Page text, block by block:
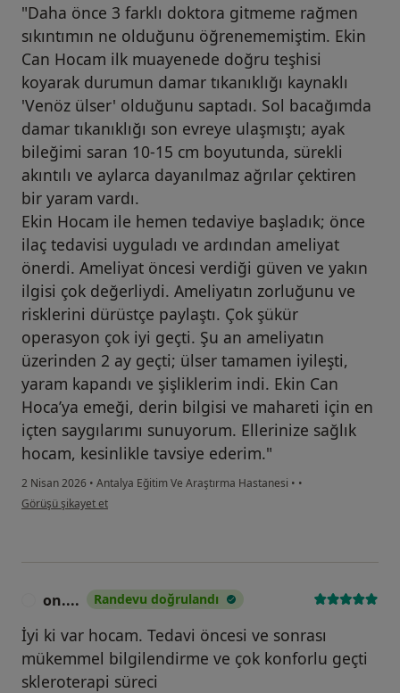
"Daha önce 3 farklı doktora gitmeme rağmen
sıkıntımın ne olduğunu öğrenememiştim. Ekin
Can Hocam ilk muayenede doğru teşhisi
koyarak durumun damar tıkanıklığı kaynaklı
'Venöz ülser' olduğunu saptadı. Sol bacağımda
damar tıkanıklığı son evreye ulaşmıştı; ayak
bileğimi saran 10-15 cm boyutunda, sürekli
akıntılı ve aylarca dayanılmaz ağrılar çektiren
bir yaram vardı.
Ekin Hocam ile hemen tedaviye başladık; önce
ilaç tedavisi uyguladı ve ardından ameliyat
önerdi. Ameliyat öncesi verdiği güven ve yakın
ilgisi çok değerliydi. Ameliyatın zorluğunu ve
risklerini dürüstçe paylaştı. Çok şükür
operasyon çok iyi geçti. Şu an ameliyatın
üzerinden 2 ay geçti; ülser tamamen iyileşti,
yaram kapandı ve şişliklerim indi. Ekin Can
Hoca’ya emeği, derin bilgisi ve mahareti için en
içten saygılarımı sunuyorum. Ellerinize sağlık
hocam, kesinlikle tavsiye ederim."
2 Nisan 2026 • Antalya Eğitim Ve Araştırma Hastanesi • •
kullanıcının görüşüne göre en....
Görüşü şikayet et
on.... Randevu doğrulandı
İyi ki var hocam. Tedavi öncesi ve sonrası
mükemmel bilgilendirme ve çok konforlu geçti
skleroterapi süreci